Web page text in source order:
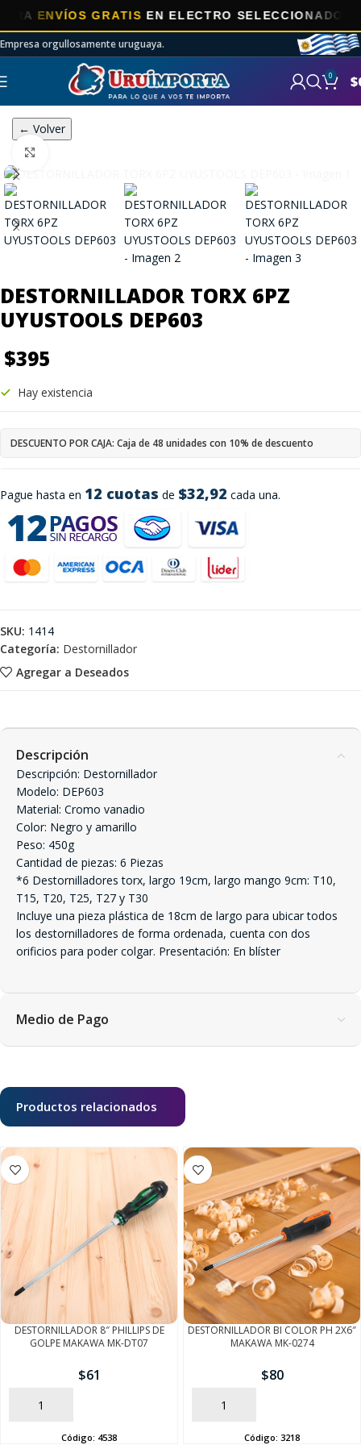
GRATISEN ELECTRO SELECCIONADOS!
Empresa orgullosamente uruguaya.
0 $
← Volver
DESTORNILLADOR TORX 6PZ
UYUSTOOLS DEP603
$395
Pague hasta en 12 cuotas de $32,92 cada una.
Hay existencia
DESCUENTO POR CAJA: Caja de 48 unidades con 10% de descuento
Agregar a Deseados
SKU: 1414
Categoría: Destornillador
Descripción
Descripción: Destornillador
Modelo: DEP603
Material: Cromo vanadio
Color: Negro y amarillo
Peso: 450g
Cantidad de piezas: 6 Piezas
*6 Destornilladores torx, largo 19cm, largo mango 9cm: T10,
T15, T20, T25, T27 y T30
Incluye una pieza plástica de 18cm de largo para ubicar todos
los destornilladores de forma ordenada, cuenta con dos
orificios para poder colgar. Presentación: En blíster
Medio de Pago
Productos relacionados
DESTORNILLADOR 8″ PHILLIPS DE
GOLPE MAKAWA MK-DT07
$61
AÑADIR
Código: 4538
DESTORNILLADOR BI COLOR PH 2X6″
MAKAWA MK-0274
$80
AÑADIR
Código: 3218